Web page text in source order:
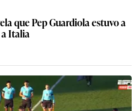
que Pep Guardiola estuvo a
Italia